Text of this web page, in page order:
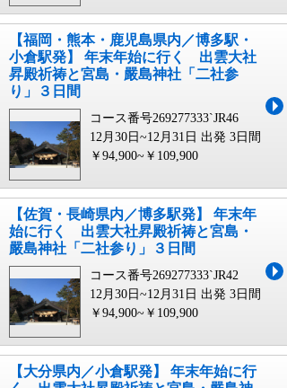
【福岡・熊本・鹿児島県内／博多駅・
小倉駅発】 年末年始に行く 出雲大社
昇殿祈祷と宮島・嚴島神社「二社参
り」３日間
コース番号269277333`JR46
12月30日~12月31日 出発 3日間
￥94,900~￥109,900
【佐賀・長崎県内／博多駅発】 年末年
始に行く 出雲大社昇殿祈祷と宮島・
嚴島神社「二社参り」３日間
コース番号269277333`JR42
12月30日~12月31日 出発 3日間
￥94,900~￥109,900
【大分県内／小倉駅発】 年末年始に行